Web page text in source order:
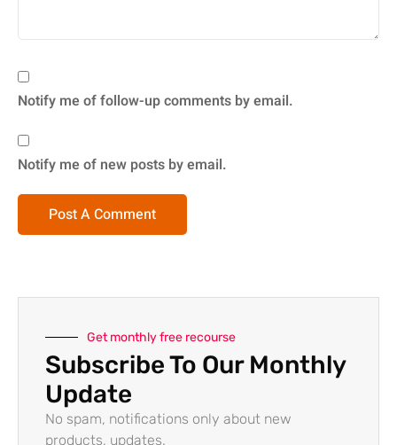
Notify me of follow-up comments by email.
Notify me of new posts by email.
Get monthly free recourse
Subscribe To Our Monthly
Update
No spam, notifications only about new
products, updates.